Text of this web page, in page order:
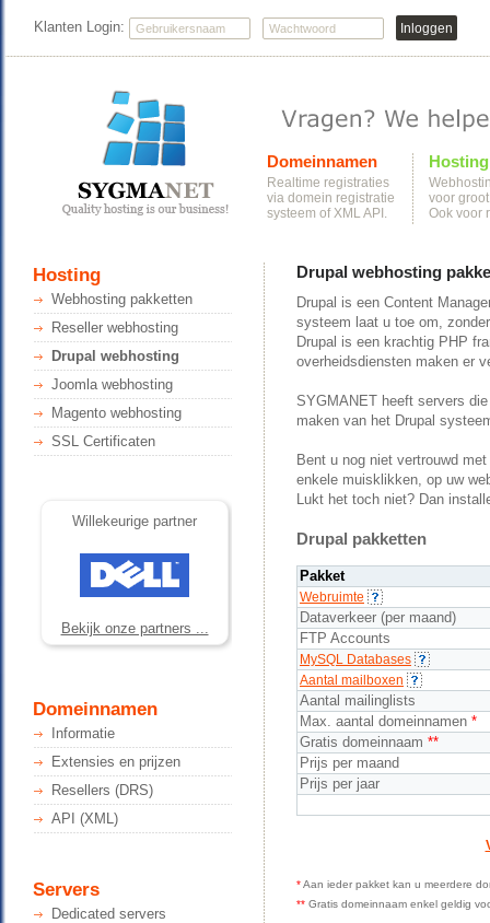
Klanten Login:
Domeinnamen
Realtime registraties
via domein registratie
systeem of XML API.
Hosting
voor
Ook voor
Hosting
Webhosting pakketten
Reseller webhosting
Drupal webhosting
Joomla webhosting
Magento webhosting
SSL Certificaten
Willekeurige partner
Bekijk onze partners ...
Domeinnamen
Informatie
Extensies en prijzen
Resellers (DRS)
API (XML)
Servers
Dedicated servers
Drupal webhosting
Drupal is een Content
systeem laat u toe om,
Drupal is een krachtig PHP
overheidsdiensten maken er
SYGMANET heeft servers
maken van het Drupal
Bent u nog niet vertrouwd
enkele muisklikken, op uw
Lukt het toch niet? Dan
Drupal pakketten
Pakket
Webruimte
Dataverkeer (per maand)
FTP Accounts
MySQL Databases
Aantal mailboxen
Aantal mailinglists
Max. aantal domeinnamen *
Gratis domeinnaam **
Prijs per maand
Prijs per jaar
*Aan ieder pakket kan u meerdere
** Gratis domeinnaam enkel geldig